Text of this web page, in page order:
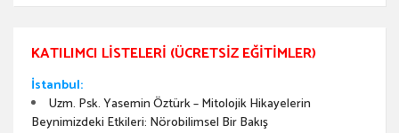
KATILIMCI LISTELERI (ÜCRETSIZ EĞITIMLER)
İstanbul:
Uzm. Psk. Yasemin Öztürk – Mitolojik Hikayelerin
Beynimizdeki Etkileri: Nörobilimsel Bir Bakış